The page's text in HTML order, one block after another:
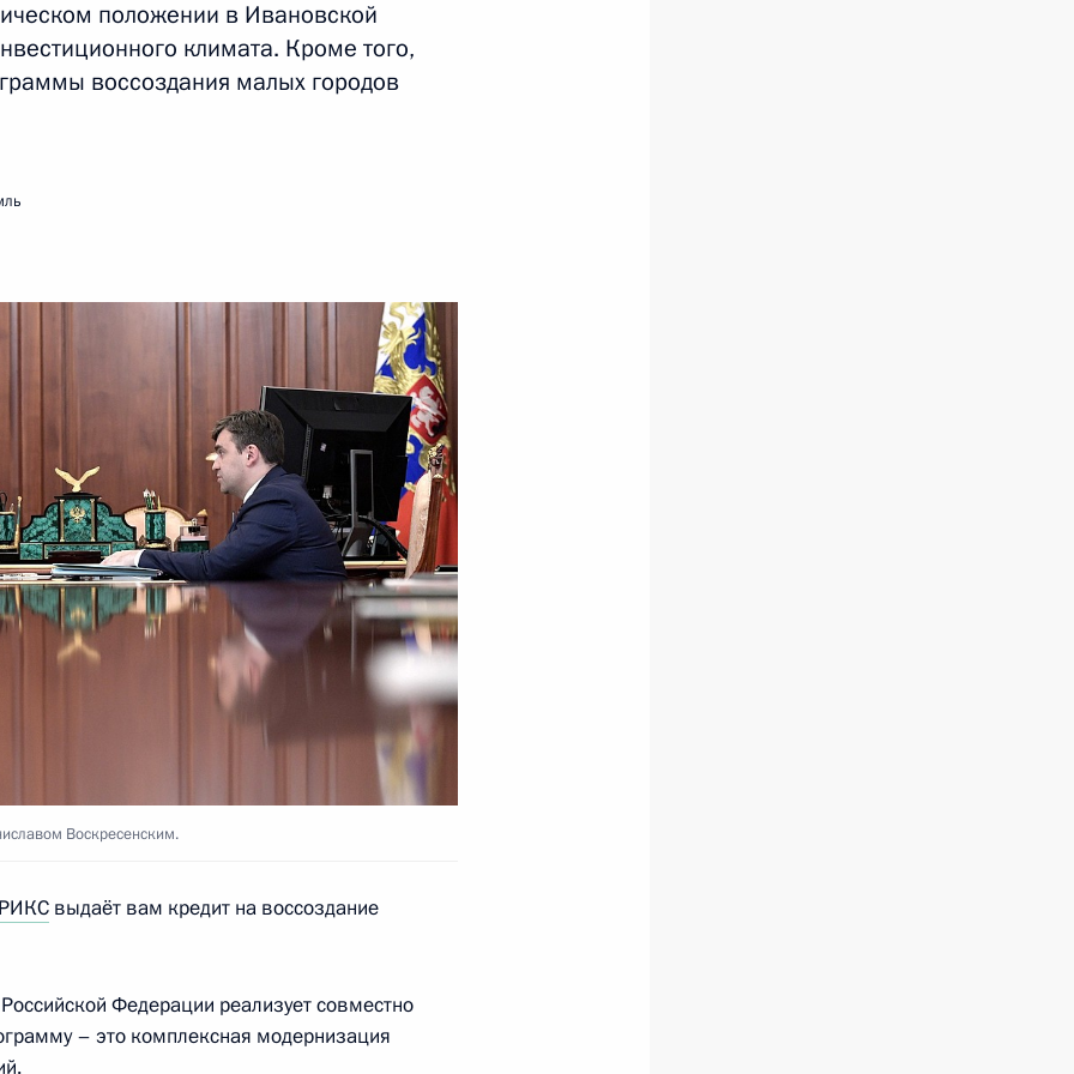
Абием Ахмедом
Готфридом Гейнгобом
Рамафозой 6
форума Россия – Африка 8 17м
Сиси 5
Сирии Башаром Асадом
турецких
положении в Ивановской
климата. Кроме того,
воссоздания малых городов
Воскресенским.
выдаёт вам кредит на воссоздание
Федерации реализует совместно
– это комплексная модернизация